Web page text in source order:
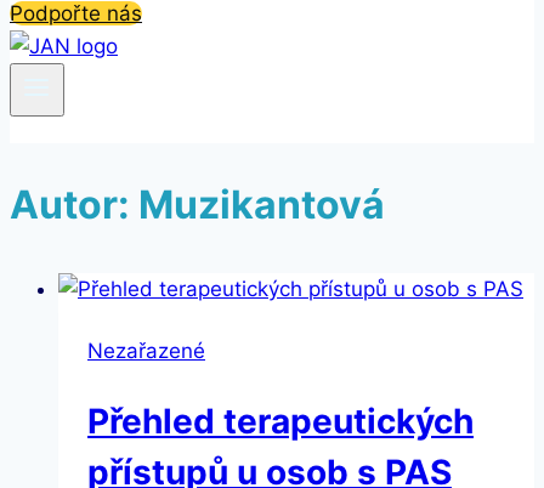
Podpořte nás
Autor: Muzikantová
Nezařazené
Přehled terapeutických
přístupů u osob s PAS